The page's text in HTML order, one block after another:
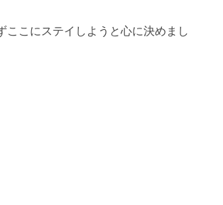
ここにステイしようと心に決めまし